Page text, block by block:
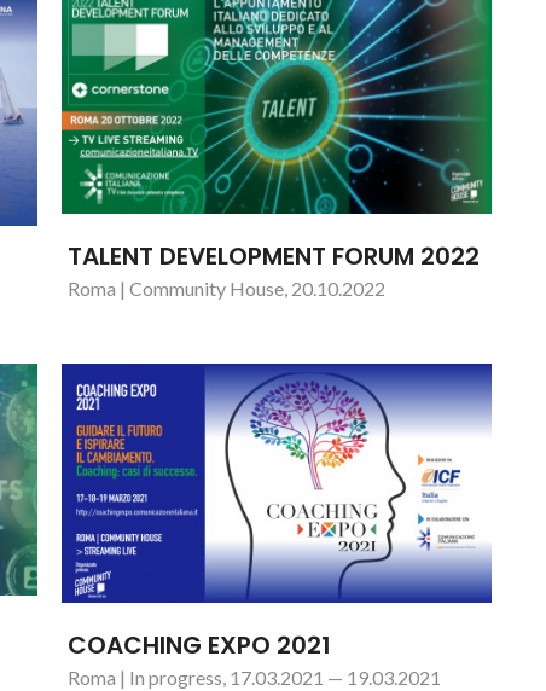
TALENT DEVELOPMENT FORUM 2022
Roma | Community House, 20.10.2022
COACHING EXPO 2021
Roma | In progress, 17.03.2021 — 19.03.2021